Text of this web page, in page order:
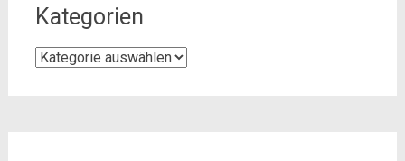
Kategorien
Kategorien